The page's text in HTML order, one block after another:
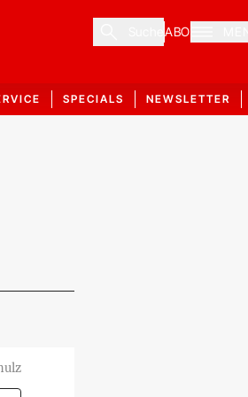
ABO
SPECIALS NEWSLETTER